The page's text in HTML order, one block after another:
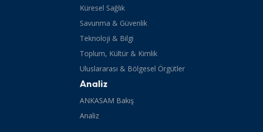
Küresel Sağlık
Savunma & Güvenlik
Teknoloji & Bilgi
Toplum, Kültür & Kimlik
Uluslararası & Bölgesel Örgütler
Analiz
ANKASAM Bakış
Analiz